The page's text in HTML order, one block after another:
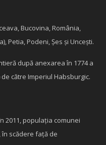
Bucovina, România,
Petia, Podeni, Șes și Uncești.
după anexarea în 1774 a
către Imperiul Habsburgic.
2011, populația comunei
în scădere față de